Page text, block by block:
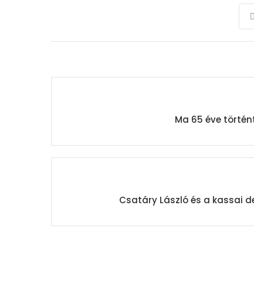
Ma 65 éve
Csatáry László és a kassai